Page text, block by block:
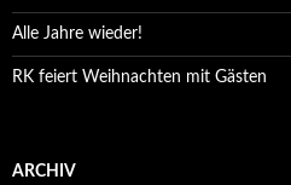
Alle Jahre wieder!
RK feiert Weihnachten mit Gästen
ARCHIV